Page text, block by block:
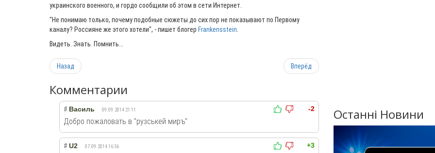
украинского военного, и гордо сообщили об этом в сети Интернет.
"Не понимаю только, почему подобные сюжеты до сих пор не показывают по Первому
каналу? Россияне же этого хотели", - пишет блогер Frankensstein
Видеть. Знать. Помнить...
Назад Вперёд
Комментарии
-2
# Василь 09.09.2014 21:11
Добро пожаловать в "рузськей миръ"
+3
# U2 07.09.2014 16:56
Останні Новини